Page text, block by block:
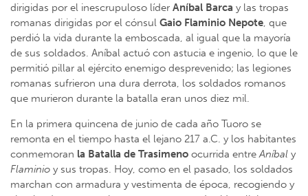
dirigidas por el inescrupuloso líder Aníbal Barca y las tropas
romanas dirigidas por el cónsul Gaio Flaminio Nepote, que
perdió la vida durante la emboscada, al igual que la mayoría
de sus soldados. Aníbal actuó con astucia e ingenio, lo que le
permitió pillar al ejército enemigo desprevenido; las legiones
romanas sufrieron una dura derrota, los soldados romanos
que murieron durante la batalla eran unos diez mil.
En la primera quincena de junio de cada año Tuoro se
remonta en el tiempo hasta el lejano 217 a.C. y los habitantes
conmemoran la Batalla de Trasimeno ocurrida entreAníbal y
Flaminio y sus tropas. Hoy, como en el pasado, los soldados
marchan con armadura y vestimenta de época, recogiendo y